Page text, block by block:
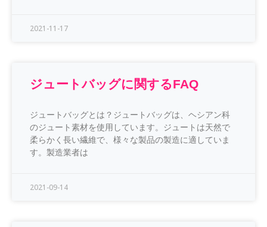
2021-11-17
ジュートバッグに関するFAQ
ジュートバッグとは？ジュートバッグは、ヘシアン科
のジュート素材を使用しています。ジュートは天然で
柔らかく長い繊維で、様々な製品の製造に適していま
す。製造業者は
2021-09-14